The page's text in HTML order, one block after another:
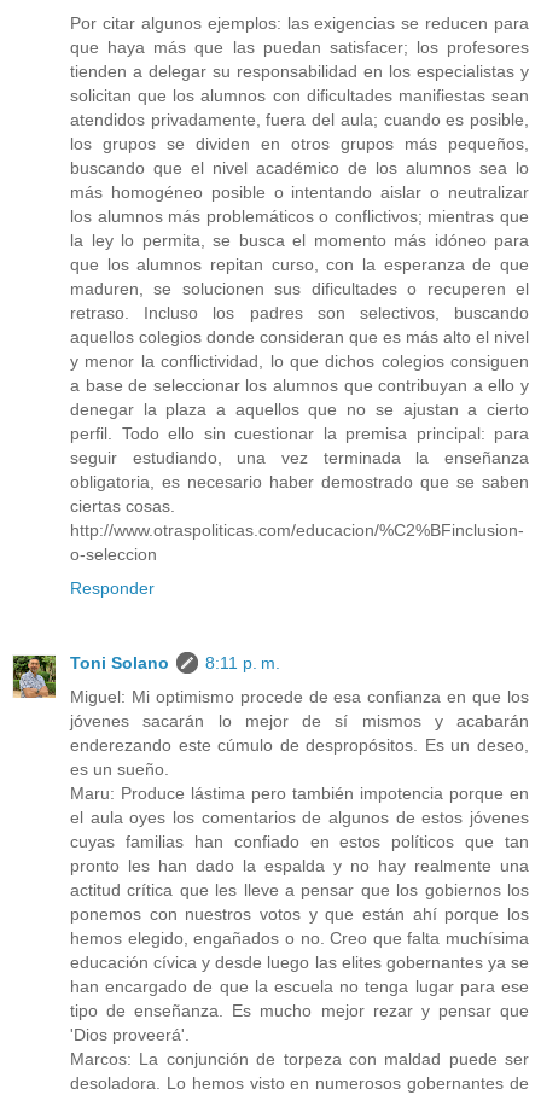
Por citar algunos ejemplos: las exigencias se reducen para
que haya más que las puedan satisfacer; los profesores
tienden a delegar su responsabilidad en los especialistas y
solicitan que los alumnos con dificultades manifiestas sean
atendidos privadamente, fuera del aula; cuando es posible,
los grupos se dividen en otros grupos más pequeños,
buscando que el nivel académico de los alumnos sea lo
más homogéneo posible o intentando aislar o neutralizar
los alumnos más problemáticos o conflictivos; mientras que
la ley lo permita, se busca el momento más idóneo para
que los alumnos repitan curso, con la esperanza de que
maduren, se solucionen sus dificultades o recuperen el
retraso. Incluso los padres son selectivos, buscando
aquellos colegios donde consideran que es más alto el nivel
y menor la conflictividad, lo que dichos colegios consiguen
a base de seleccionar los alumnos que contribuyan a ello y
denegar la plaza a aquellos que no se ajustan a cierto
perfil. Todo ello sin cuestionar la premisa principal: para
seguir estudiando, una vez terminada la enseñanza
obligatoria, es necesario haber demostrado que se saben
ciertas cosas.
http://www.otraspoliticas.com/educacion/%C2%BFinclusion-
o-seleccion
Responder
Toni Solano
8:11 p. m.
Miguel: Mi optimismo procede de esa confianza en que los
jóvenes sacarán lo mejor de sí mismos y acabarán
enderezando este cúmulo de despropósitos. Es un deseo,
es un sueño.
Maru: Produce lástima pero también impotencia porque en
el aula oyes los comentarios de algunos de estos jóvenes
cuyas familias han confiado en estos políticos que tan
pronto les han dado la espalda y no hay realmente una
actitud crítica que les lleve a pensar que los gobiernos los
ponemos con nuestros votos y que están ahí porque los
hemos elegido, engañados o no. Creo que falta muchísima
educación cívica y desde luego las elites gobernantes ya se
han encargado de que la escuela no tenga lugar para ese
tipo de enseñanza. Es mucho mejor rezar y pensar que
'Dios proveerá'.
Marcos: La conjunción de torpeza con maldad puede ser
desoladora. Lo hemos visto en numerosos gobernantes de